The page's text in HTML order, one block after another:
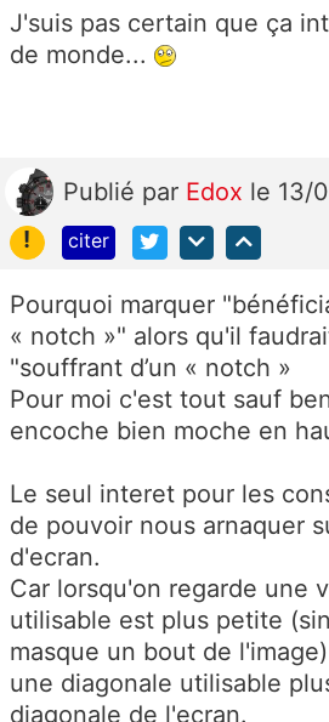
J'suis pas certain que ça
de monde...
Publié par Edox le 13/
!
citer
Pourquoi marquer "
« notch »" alors qu'il
"souffrant d’un « notch »
Pour moi c'est tout sauf
encoche bien moche en
Le seul interet pour les
de pouvoir nous arnaquer
d'ecran.
Car lorsqu'on regarde une
utilisable est plus petite
masque un bout de
une diagonale utilisable
diagonale de l'ecran.